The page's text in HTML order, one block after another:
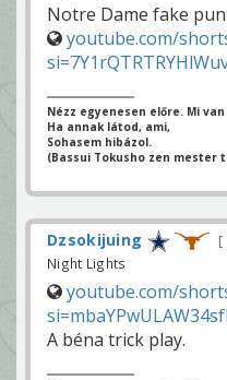
Notre Dame fake
youtube.com/
Nézz egyenesen előre. Mi
Ha annak látod, ami,
Sohasem hibázol.
(Bassui Tokusho zen mester
Dzsokijuing
Night Lights
youtube.com/
A béna trick play.